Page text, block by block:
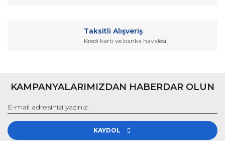
Taksitli Alışveriş
Kredi kartı ve banka havalesi
KAMPANYALARIMIZDAN HABERDAR OLUN
KAYDOL